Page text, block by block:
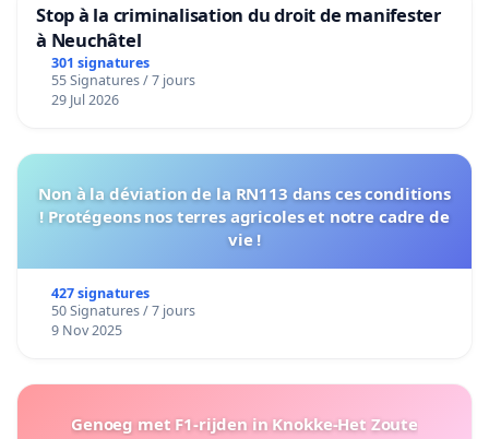
Stop à la criminalisation du droit de manifester
à Neuchâtel
301 signatures
55 Signatures / 7 jours
29 Jul 2026
Non à la déviation de la RN113 dans ces conditions
! Protégeons nos terres agricoles et notre cadre de
vie !
427 signatures
50 Signatures / 7 jours
9 Nov 2025
Genoeg met F1-rijden in Knokke-Het Zoute